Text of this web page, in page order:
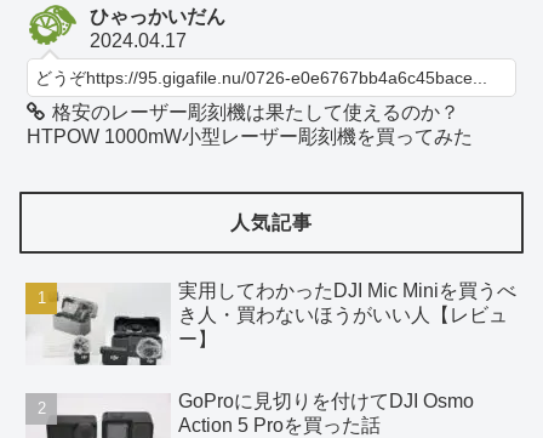
ひゃっかいだん
2024.04.17
どうぞhttps://95.gigafile.nu/0726-e0e6767bb4a6c45bace...
格安のレーザー彫刻機は果たして使えるのか？
HTPOW 1000mW小型レーザー彫刻機を買ってみた
人気記事
実用してわかったDJI Mic Miniを買うべ
き人・買わないほうがいい人【レビュ
ー】
GoProに見切りを付けてDJI Osmo
Action 5 Proを買った話